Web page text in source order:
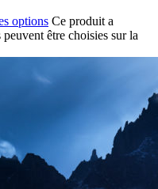
options Ce produit a
être choisies sur la